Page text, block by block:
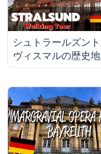
シュトラールズン
ヴィスマルの歴史